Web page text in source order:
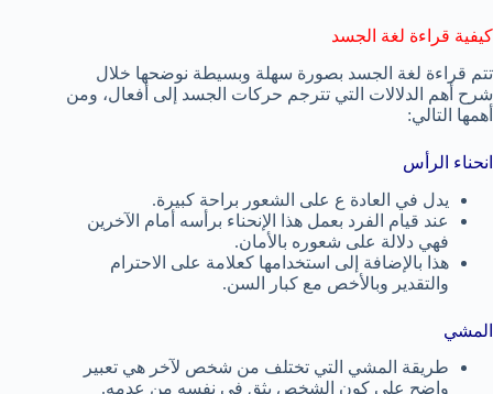
كيفية قراءة لغة الجسد
تتم قراءة لغة الجسد بصورة سهلة وبسيطة نوضحها خلال
شرح أهم الدلالات التي تترجم حركات الجسد إلى أفعال، ومن
أهمها التالي:
انحناء الرأس
يدل في العادة ع على الشعور براحة كبيرة.
عند قيام الفرد بعمل هذا الإنحناء برأسه أمام الآخرين
فهي دلالة على شعوره بالأمان.
هذا بالإضافة إلى استخدامها كعلامة على الاحترام
والتقدير وبالأخص مع كبار السن.
المشي
طريقة المشي التي تختلف من شخص لآخر هي تعبير
واضح على كون الشخص يثق في نفسه من عدمه.